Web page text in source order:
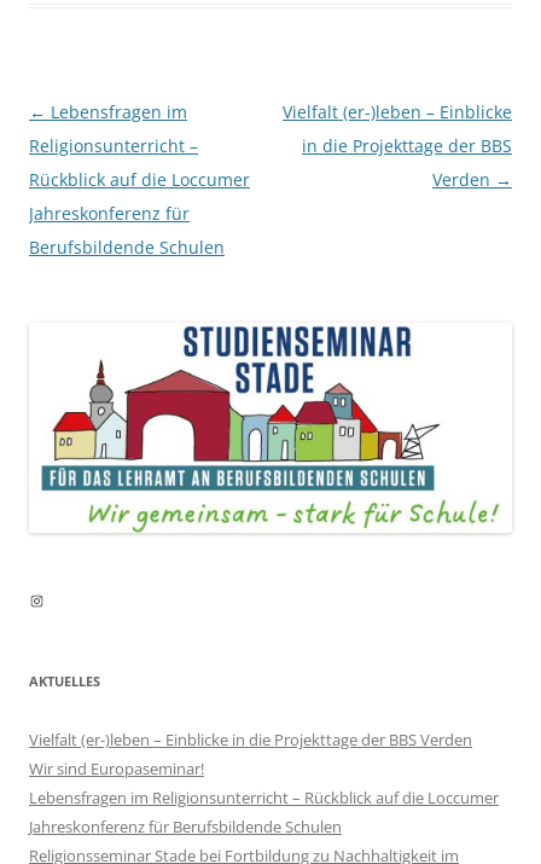
Beitragsnavigation
← Lebensfragen im
Religionsunterricht –
Rückblick auf die Loccumer
Jahreskonferenz für
Berufsbildende Schulen
Vielfalt (er-)leben – Einblicke
in die Projekttage der BBS
Verden →
Instagram
AKTUELLES
Vielfalt (er-)leben – Einblicke in die Projekttage der BBS Verden
Wir sind Europaseminar!
Lebensfragen im Religionsunterricht – Rückblick auf die Loccumer
Jahreskonferenz für Berufsbildende Schulen
Religionsseminar Stade bei Fortbildung zu Nachhaltigkeit im